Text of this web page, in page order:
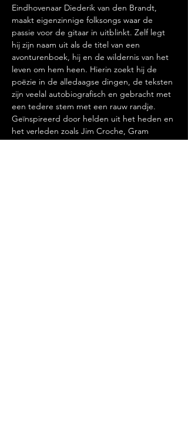
Eindhovenaar Diederik van den Brandt,
maakt eigenzinnige folksongs waar de
passie voor de gitaar in uitblinkt. Zelf legt
hij zijn naam uit als de titel van een
avonturenboek, hij en de wildernis van het
leven om hem heen. Hierin zoekt hij de
poëzie in de alledaagse dingen, de teksten
zijn veelal autobiografisch en gebracht met
een tedere stem met een rauw randje.
Geïnspireerd door helden uit het heden en
het verleden zoals Jim Croche, Gram
Parsons, Ben Howard en the Tallest Man On